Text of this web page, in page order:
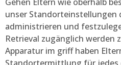
unser Standorteinstellungen
administrieren und
Retrieval zugänglich werden
Apparatur im griff haben